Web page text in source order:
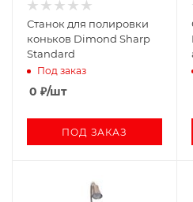
Станок для полировки
коньков Dimond Sharp
Standard
Под заказ
0 ₽/шт
ПОД ЗАКАЗ